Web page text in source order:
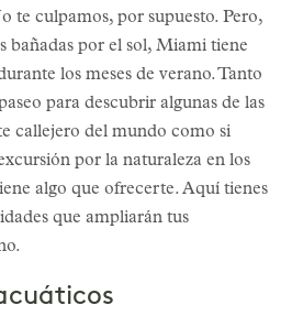
te culpamos, por supuesto. Pero,
bañadas por el sol, Miami tiene
los meses de verano. Tanto
para descubrir algunas de las
callejero del mundo como si
por la naturaleza en los
algo que ofrecerte. Aquí tienes
que ampliarán tus